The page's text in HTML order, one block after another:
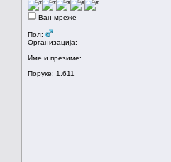
Ван мреже
Пол:
Организација:
Име и презиме:
Поруке: 1.611